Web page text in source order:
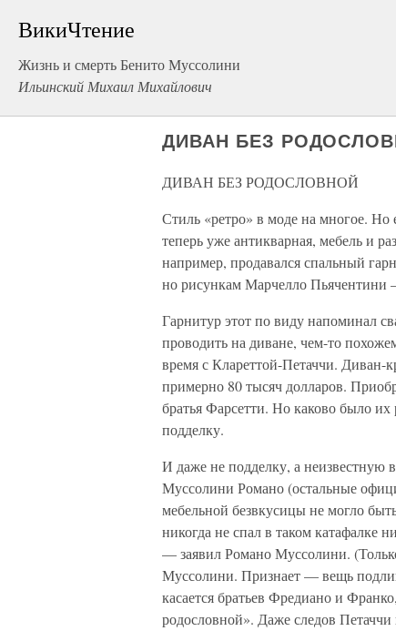
ВикиЧтение
Жизнь и смерть Бенито Муссолини
Ильинский Михаил Михайлович
ДИВАН БЕЗ
ДИВАН БЕЗ РОДОСЛОВНОЙ
Стиль «ретро» в моде на многое.
теперь уже антикварная, мебель и
например, продавался спальный
но рисункам Марчелло Пьячентини
Гарнитур этот по виду напоминал
проводить на диване, чем-то
время с Клареттой-Петаччи.
примерно 80 тысяч долларов.
братья Фарсетти. Но каково было
подделку.
И даже не подделку, а
Муссолини Романо (остальные
мебельной безвкусицы не могло
никогда не спал в таком катафалке
— заявил Романо Муссолини.
Муссолини. Признает — вещь
касается братьев Фредиано и
родословной». Даже следов